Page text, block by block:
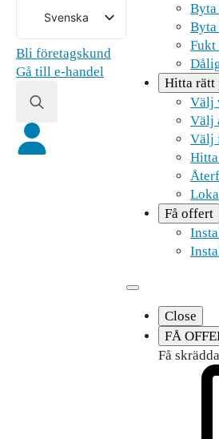
Svenska
English (UK)
Dansk
Bli företagskund
Gå till e-handel
Search
for:
Fukt
Hitta rätt
Välj
Välj
Välj
Få offert
Close
FÅ
Få